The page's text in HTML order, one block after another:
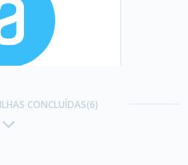
CONCLUÍDAS(6)